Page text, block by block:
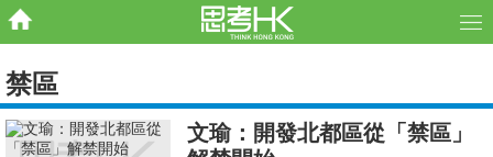
禁區
文瑜：開發北都區從「禁區」